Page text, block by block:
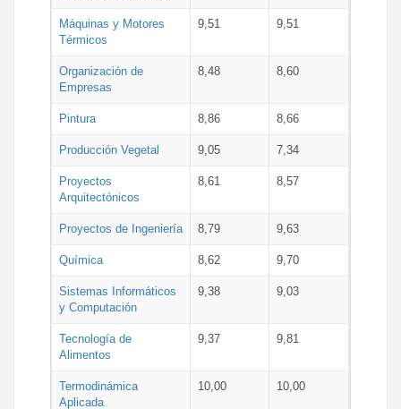
Máquinas y Motores
Térmicos
9,51 9,51
Organización de
Empresas
8,48 8,60
Pintura 8,86 8,66
Producción Vegetal 9,05 7,34
Proyectos
Arquitectónicos
8,61 8,57
Proyectos de Ingeniería 8,79 9,63
Química 8,62 9,70
Sistemas Informáticos
y Computación
9,38 9,03
Tecnología de
Alimentos
9,37 9,81
Termodinámica
Aplicada
10,00 10,00